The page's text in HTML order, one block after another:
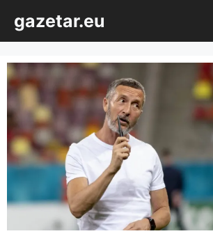
conținut
gazetar.eu